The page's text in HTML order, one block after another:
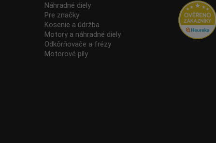
Náhradné diely
Pre značky
Kosenie a údržba
Motory a náhradné diely
Odkôrňovače a frézy
Motorové píly